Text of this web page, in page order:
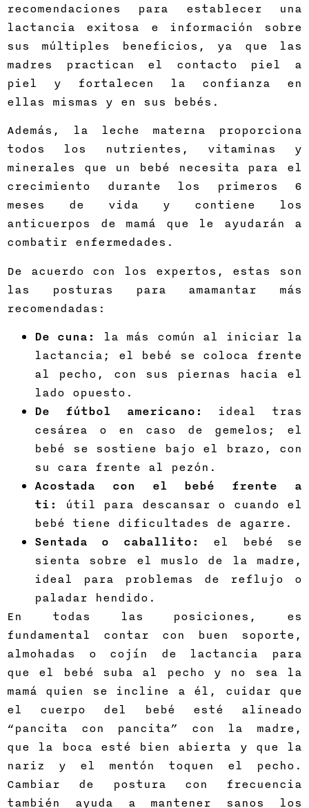
recomendaciones para establecer una
lactancia exitosa e información sobre
sus múltiples beneficios, ya que las
madres practican el contacto piel a
piel y fortalecen la confianza en
ellas mismas y en sus bebés.
Además, la leche materna proporciona
todos los nutrientes, vitaminas y
minerales que un bebé necesita para el
crecimiento durante los primeros 6
meses de vida y contiene los
anticuerpos de mamá que le ayudarán a
combatir enfermedades.
De acuerdo con los expertos, estas son
las posturas para amamantar más
recomendadas:
De cuna:
la más común al iniciar la
lactancia; el bebé se coloca frente
al pecho, con sus piernas hacia el
lado opuesto.
De fútbol americano:
ideal tras
cesárea o en caso de gemelos; el
bebé se sostiene bajo el brazo, con
su cara frente al pezón.
Acostada con el bebé frente a
ti:
útil para descansar o cuando el
bebé tiene dificultades de agarre.
Sentada o caballito:
el bebé se
sienta sobre el muslo de la madre,
ideal para problemas de reflujo o
paladar hendido.
En todas las posiciones, es
fundamental contar con buen soporte,
almohadas o cojín de lactancia para
que el bebé suba al pecho y no sea la
mamá quien se incline a él, cuidar que
el cuerpo del bebé esté alineado
“pancita con pancita” con la madre,
que la boca esté bien abierta y que la
nariz y el mentón toquen el pecho.
Cambiar de postura con frecuencia
también ayuda a mantener sanos los